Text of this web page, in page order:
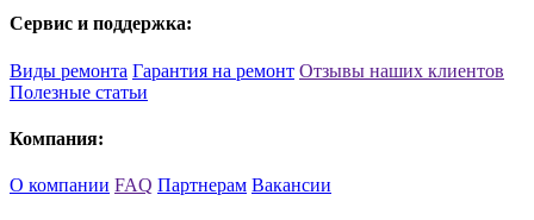
Сервис и поддержка:
Виды ремонта Гарантия на ремонт Отзывы наших клиентов
Полезные статьи
Компания:
О компании FAQ Партнерам Вакансии